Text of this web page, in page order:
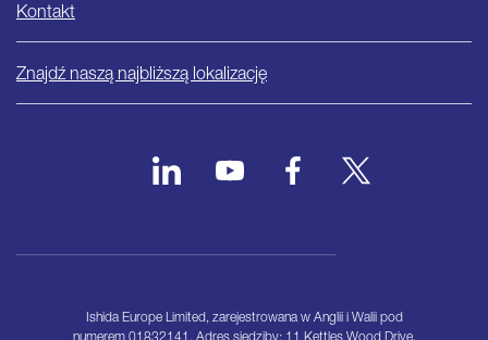
Kontakt
Znajdź naszą najbliższą lokalizację
Ishida Europe Limited, zarejestrowana w Anglii i Walii pod
numerem 01832141. Adres siedziby: 11 Kettles Wood Drive,